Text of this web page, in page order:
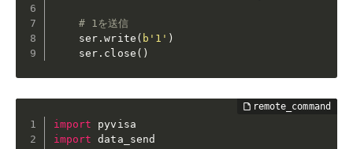
# 1を送信
    ser
.write ( b'1' )
    ser
. close ( )
import
import data_send